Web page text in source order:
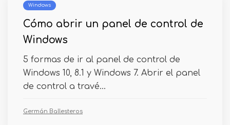
Windows
Cómo abrir un panel de control de
Windows
5 formas de ir al panel de control de
Windows 10, 8.1 y Windows 7. Abrir el panel
de control a travé...
Germán Ballesteros